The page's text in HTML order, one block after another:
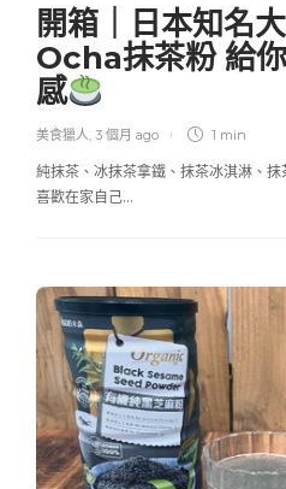
開箱｜日本知名
Ocha抹茶粉 給
感
美食獵人 3 個月 ago 1 min
純抹茶、冰抹茶拿鐵、抹茶冰淇淋、
喜歡在家自己…